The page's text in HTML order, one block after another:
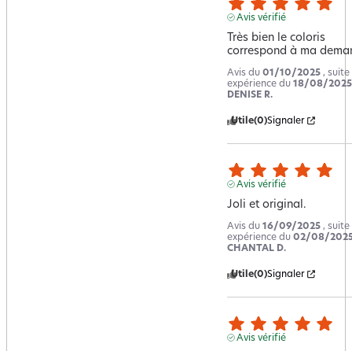
Avis vérifié
Très bien le coloris
correspond à ma
Avis du 01/10/2025 , suite
expérience du 18/08/2025
DENISE R.
Utile(0)Signaler
Avis vérifié
Joli et original.
Avis du 16/09/2025 , suite
expérience du 02/08/
CHANTAL D.
Utile(0)Signaler
Avis vérifié